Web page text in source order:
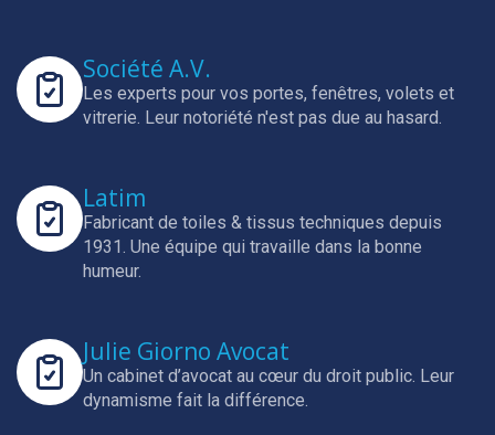
Société A.V.
Les experts pour vos portes, fenêtres, volets et
vitrerie. Leur notoriété n'est pas due au hasard.
Latim
Fabricant de toiles & tissus techniques depuis
1931. Une équipe qui travaille dans la bonne
humeur.
Julie Giorno Avocat
Un cabinet d’avocat au cœur du droit public. Leur
dynamisme fait la différence.